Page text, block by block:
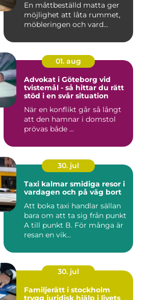
En måttbeställd matta ger
möjlighet att låta rummet,
möbleringen och vard...
01. aug
Advokat i Göteborg vid
tvistemål - så hittar du rätt
stöd i en svår situation
När en konflikt går så långt
att den hamnar i domstol
prövas både ...
30. jul
Taxi kalmar smidiga resor i
vardagen och på väg bort
Att boka taxi handlar sällan
bara om att ta sig från punkt
A till punkt B. För många är
resan en vik...
30. jul
Familjerätt i stockholm
trygg juridisk hjälp i livets